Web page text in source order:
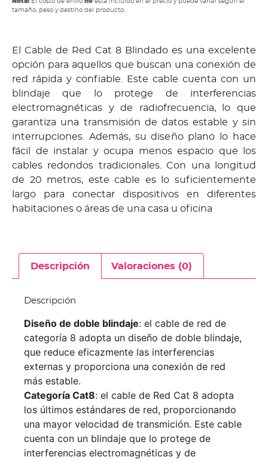
Nota: El costo de envío no está incluido en el precio y puede variar según el
tamaño, peso y destino del producto.
El Cable de Red Cat 8 Blindado es una excelente
opción para aquellos que buscan una conexión de
red rápida y confiable. Este cable cuenta con un
blindaje que lo protege de interferencias
electromagnéticas y de radiofrecuencia, lo que
garantiza una transmisión de datos estable y sin
interrupciones. Además, su diseño plano lo hace
fácil de instalar y ocupa menos espacio que los
cables redondos tradicionales. Con una longitud
de 20 metros, este cable es lo suficientemente
largo para conectar dispositivos en diferentes
habitaciones o áreas de una casa u oficina
Descripción Valoraciones (0)
Descripción
Diseño de doble blindaje: el cable de red de
categoría 8 adopta un diseño de doble blindaje,
que reduce eficazmente las interferencias
externas y proporciona una conexión de red
más estable.
Categoría Cat8: el cable de Red Cat 8 adopta
los últimos estándares de red, proporcionando
una mayor velocidad de transmición. Este cable
cuenta con un blindaje que lo protege de
interferencias electromagnéticas y de